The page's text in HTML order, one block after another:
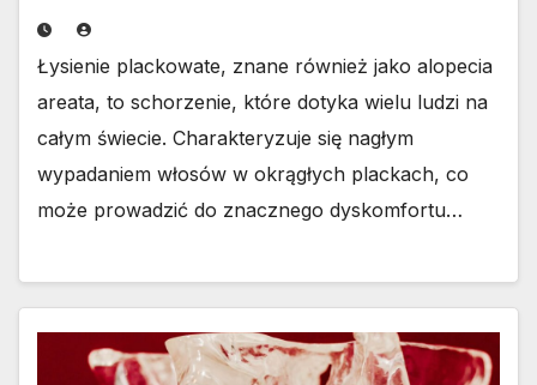
Łysienie plackowate, znane również jako alopecia
areata, to schorzenie, które dotyka wielu ludzi na
całym świecie. Charakteryzuje się nagłym
wypadaniem włosów w okrągłych plackach, co
może prowadzić do znacznego dyskomfortu…